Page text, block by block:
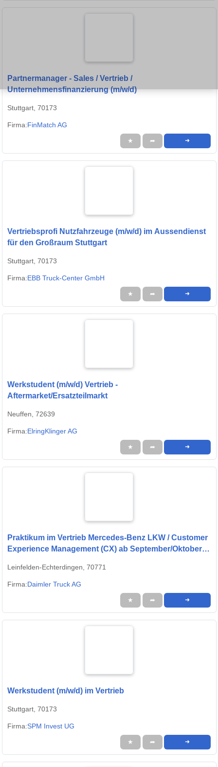
Partnermanager - Sales / Vertrieb /
Unternehmensfinanzierung (m/w/d)
Stuttgart, 70173
Firma:FinMatch AG
★ ➦ ➜
Vertriebsprofi Nutzfahrzeuge (m/w/d) im Aussendienst
für den Großraum Stuttgart
Stuttgart, 70173
Firma:EBB Truck-Center GmbH
★ ➦ ➜
Werkstudent (m/w/d) Vertrieb -
Aftermarket/Ersatzteilmarkt
Neuffen, 72639
Firma:ElringKlinger AG
★ ➦ ➜
Praktikum im Vertrieb Mercedes-Benz LKW / Customer
Experience Management (CX) ab September/Oktober
Leinfelden-Echterdingen, 70771
Firma:Daimler Truck AG
★ ➦ ➜
Werkstudent (m/w/d) im Vertrieb
Stuttgart, 70173
Firma:SPM Invest UG
★ ➦ ➜